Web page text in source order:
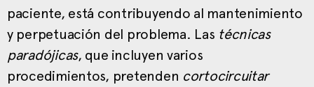
paciente, está contribuyendo al mantenimiento
y perpetuación del problema. Las técnicas
paradójicas, que incluyen varios
procedimientos, pretenden cortocircuitar